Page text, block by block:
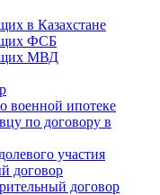
в Казахстане
ФСБ
МВД
военной ипотеке
по договору в
участия
договор
договор